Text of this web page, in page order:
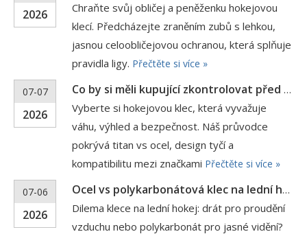
2026
Chraňte svůj obličej a peněženku hokejovou
klecí. Předcházejte zraněním zubů s lehkou,
jasnou celoobličejovou ochranou, která splňuje
pravidla ligy. Přečtěte si více »
07-07
2026
Co by si měli kupující zkontrolovat před objednáním klecí na přilby na lední hokej?
Vyberte si hokejovou klec, která vyvažuje
váhu, výhled a bezpečnost. Náš průvodce
pokrývá titan vs ocel, design tyčí a
kompatibilitu mezi značkami Přečtěte si více »
07-06
2026
Ocel vs polykarbonátová klec na lední hokej: Která možnost se hodí pro váš Trh?
Dilema klece na lední hokej: drát pro proudění
vzduchu nebo polykarbonát pro jasné vidění?